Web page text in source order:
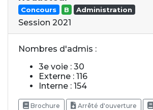
Concours B Administration
Session 2021
Nombres d'admis :
3e voie : 30
Externe : 116
Interne : 154
Brochure Arrêté d'ouverture